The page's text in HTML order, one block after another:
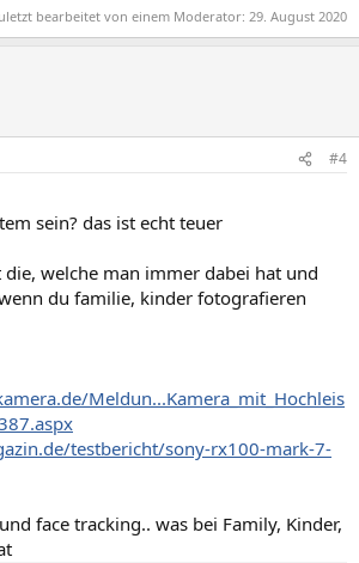
bearbeitet von einem Moderator: 29. August 2020
#4
sein? das ist echt teuer
die, welche man immer dabei hat und
du familie, kinder fotografieren
Meldun...Kamera_mit_Hochleis
testbericht/sony-rx100-mark-7-
face tracking.. was bei Family, Kinder,